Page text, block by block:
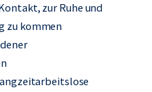
zur Ruhe und
zu kommen